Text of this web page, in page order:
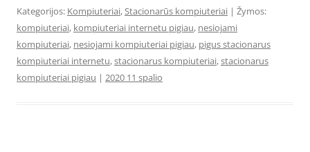
Kategorijos: Kompiuteriai,Stacionarūs kompiuteriai | Žymos:
kompiuteriai, kompiuteriai internetu pigiau, nesiojami
kompiuteriai, nesiojami kompiuteriai pigiau, pigus stacionarus
kompiuteriai internetu,stacionarus kompiuteriai,stacionarus
kompiuteriai pigiau | 2020 11 spalio